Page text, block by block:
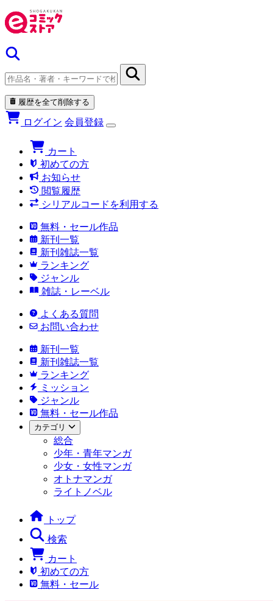
履歴を全て削除する
ログイン 会員登録
カート
初めての方
お知らせ
閲覧履歴
シリアルコードを利用する
無料・セール作品
新刊一覧
新刊雑誌一覧
ランキング
ジャンル
雑誌・レーベル
よくある質問
お問い合わせ
新刊一覧
新刊雑誌一覧
ランキング
ミッション
ジャンル
無料・セール作品
カテゴリ
総合
少年・青年マンガ
少女・女性マンガ
オトナマンガ
ライトノベル
トップ
検索
カート
初めての方
無料・セール